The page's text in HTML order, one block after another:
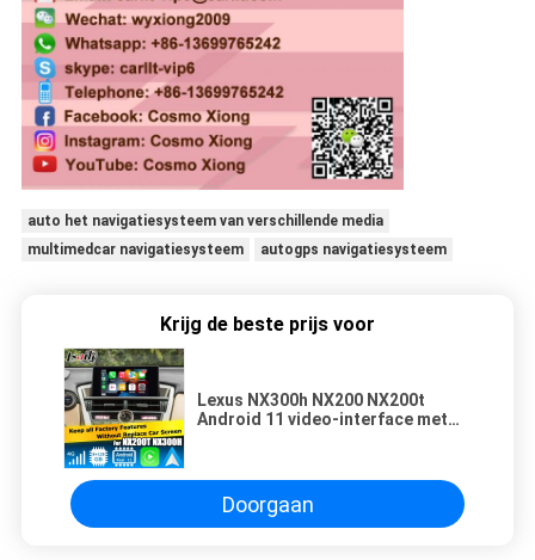
auto het navigatiesysteem van verschillende media
multimedcar navigatiesysteem
autogps navigatiesysteem
Krijg de beste prijs voor
Lexus NX300h NX200 NX200t
Android 11 video-interface met
Doorgaan